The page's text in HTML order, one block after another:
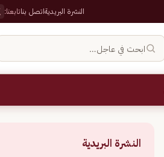
النشرة البريديةاتصل بناتابعنا:
ابحث في عاجل…
النشرة البريدية